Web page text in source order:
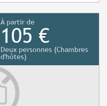
À partir de
105 €
Deux personnes (Chambres
d'hôtes)